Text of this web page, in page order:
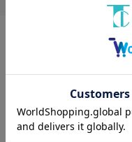
モーター種類： DCモーター
首振り設定： 左右(自動)
風量切替： 10段階・ブー
制御方式： マイコン式
ハイポジション： ○